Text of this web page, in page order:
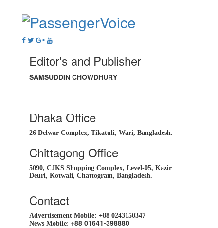
Editor's and Publisher
SAMSUDDIN CHOWDHURY
Dhaka Office
26 Delwar Complex, Tikatuli, Wari, Bangladesh.
Chittagong Office
5090, CJKS Shopping Complex, Level-05, Kazir
Deuri, Kotwali, Chattogram, Bangladesh.
Contact
Advertisement Mobile: +88 0243150347
News Mobile: +88 01641-398880